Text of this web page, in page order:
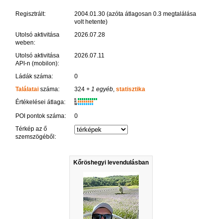
Kőröshegyi levendulásban
Regisztrált:
2004.01.30 (azóta átlagosan 0.3 megtalálása
volt hetente)
Utolsó aktivitása
weben:
2026.07.28
Utolsó aktivitása
API-n (mobilon):
2026.07.11
Ládák száma:
0
Találataiszáma: 324+ 1 egyéb, statisztika
Értékelései átlaga:
K
R
W
POI pontok száma:
0
Térkép az ő
szemszögéből: